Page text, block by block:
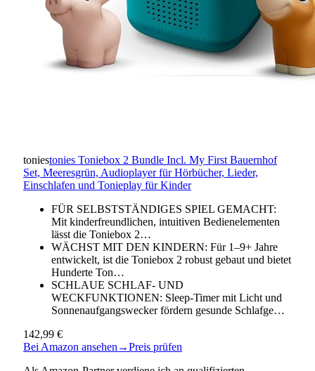
toniestonies Toniebox 2 Bundle Incl. My First Bauernhof
Set, Meeresgrün, Audioplayer für Hörbücher, Lieder,
Einschlafen und Tonieplay für Kinder
FÜR SELBSTSTÄNDIGES SPIEL GEMACHT:
Mit kinderfreundlichen, intuitiven Bedienelementen
lässt die Toniebox 2…
WÄCHST MIT DEN KINDERN: Für 1–9+ Jahre
entwickelt, ist die Toniebox 2 robust gebaut und bietet
Hunderte Ton…
SCHLAUE SCHLAF- UND
WECKFUNKTIONEN: Sleep-Timer mit Licht und
Sonnenaufgangswecker fördern gesunde Schlafge…
142,99 €
Bei Amazon ansehen →Preis prüfen